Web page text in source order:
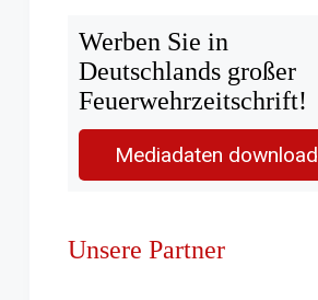
Werben Sie in
Deutschlands großer
Feuerwehrzeitschrift!
Mediadaten
Unsere Partner